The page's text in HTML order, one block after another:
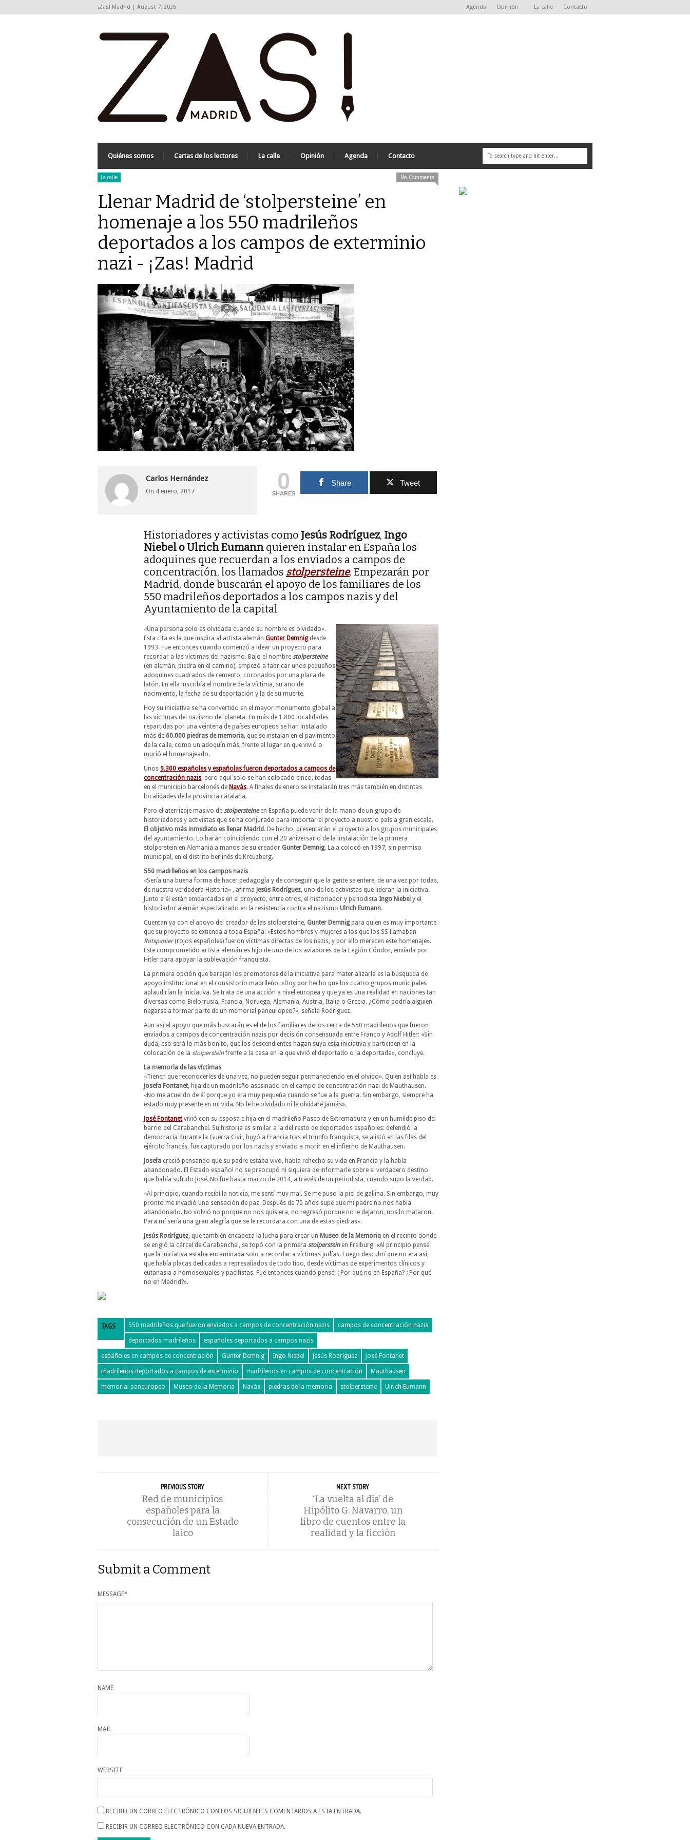
¡Zas! Madrid | August 7, 2026 Agenda Opinión La calle Contacto
Quiénes somos Cartas de los lectores La calle Opinión Agenda Contacto
La calle No Comments
Llenar Madrid de ‘stolpersteine’ en
homenaje a los 550 madrileños
deportados a los campos de exterminio
nazi - ¡Zas! Madrid
Carlos Hernández
On 4 enero, 2017 0
SHARES
Share Tweet
Historiadores y activistas como Jesús Rodríguez, Ingo
Niebel o Ulrich Eumann quieren instalar en España los
adoquines que recuerdan a los enviados a campos de
concentración, los llamados stolpersteine. Empezarán por
Madrid, donde buscarán el apoyo de los familiares de los
550 madrileños deportados a los campos nazis y del
Ayuntamiento de la capital
«Una persona solo es olvidada cuando su nombre es olvidado».
Esta cita es la que inspira al artista alemán Gunter Demnigdesde
1993. Fue entonces cuando comenzó a idear un proyecto para
recordar a las víctimas del nazismo. Bajo el nombre stolpersteine
(en alemán, piedra en el camino), empezó a fabricar unos pequeños
adoquines cuadrados de cemento, coronados por una placa de
latón. En ella inscribía el nombre de la víctima, su año de
nacimiento, la fecha de su deportación y la de su muerte.
Hoy su iniciativa se ha convertido en el mayor monumento global a
las víctimas del nazismo del planeta. En más de 1.800 localidades
repartidas por una veintena de países europeos se han instalado
más de 60.000 piedras de memoria, que se instalan en el pavimento
de la calle, como un adoquín más, frente al lugar en que vivió o
murió el homenajeado.
Unos 9.300 españoles y españolas fueron deportados a campos de
concentración nazis, pero aquí solo se han colocado cinco, todas
en el municipio barcelonés de Navàs. A finales de enero se instalarán tres más también en distintas
localidades de la provincia catalana.
Pero el aterrizaje masivo de stolpersteine en España puede venir de la mano de un grupo de
historiadores y activistas que se ha conjurado para importar el proyecto a nuestro país a gran escala.
El objetivo más inmediato es llenar Madrid . De hecho, presentarán el proyecto a los grupos municipales
del ayuntamiento. Lo harán coincidiendo con el 20 aniversario de la instalación de la primera
stolperstein en Alemania a manos de su creador Gunter Demnig. La a colocó en 1997, sin permiso
municipal, en el distrito berlinés de Kreuzberg.
550 madrileños en los campos nazis
«Sería una buena forma de hacer pedagogía y de conseguir que la gente se entere, de una vez por todas,
de nuestra verdadera Historia» , afirma Jesús Rodríguez, uno de los activistas que lideran la iniciativa.
Junto a él están embarcados en el proyecto, entre otros, el historiador y periodista Ingo Niebel y el
historiador alemán especializado en la resistencia contra el nazismo Ulrich Eumann.
Cuentan ya con el apoyo del creador de las stolpersteine, Gunter Demnigpara quien es muy importante
que su proyecto se extienda a toda España: «Estos hombres y mujeres a los que los SS llamaban
Rotspanier(rojos españoles) fueron víctimas directas de los nazis, y por ello merecen este homenaje».
Este comprometido artista alemán es hijo de uno de los aviadores de la Legión Cóndor, enviada por
Hitler para apoyar la sublevación franquista.
La primera opción que barajan los promotores de la iniciativa para materializarla es la búsqueda de
apoyo institucional en el consistorio madrileño. «Doy por hecho que los cuatro grupos municipales
aplaudirían la iniciativa. Se trata de una acción a nivel europea y que ya es una realidad en naciones tan
diversas como Bielorrusia, Francia, Noruega, Alemania, Austria, Italia o Grecia. ¿Cómo podría alguien
negarse a formar parte de un memorial paneuropeo?», señala Rodríguez.
Aun así el apoyo que más buscarán es el de los familiares de los cerca de 550 madrileños que fueron
enviados a campos de concentración nazis por decisión consensuada entre Franco y Adolf Hitler: «Sin
duda, eso será lo más bonito, que los descendientes hagan suya esta iniciativa y participen en la
colocación de la stolpersteinfrente a la casa en la que vivió el deportado o la deportada», concluye.
La memoria de las víctimas
«Tienen que reconocerles de una vez, no pueden seguir permaneciendo en el olvido». Quien así habla es
Josefa Fontanet, hija de un madrileño asesinado en el campo de concentración nazi de Mauthausen.
«No me acuerdo de él porque yo era muy pequeña cuando se fue a la guerra. Sin embargo, siempre ha
estado muy presente en mi vida. No le he olvidado ni le olvidaré jamás».
José Fontanetvivió con su esposa e hija en el madrileño Paseo de Extremadura y en un humilde piso del
barrio del Carabanchel. Su historia es similar a la del resto de deportados españoles: defendió la
democracia durante la Guerra Civil, huyó a Francia tras el triunfo franquista, se alistó en las filas del
ejército francés, fue capturado por los nazis y enviado a morir en el infierno de Mauthausen.
Josefa creció pensando que su padre estaba vivo, había rehecho su vida en Francia y la había
abandonado. El Estado español no se preocupó ni siquiera de informarle sobre el verdadero destino
que había sufrido José. No fue hasta marzo de 2014, a través de un periodista, cuando supo la verdad.
«Al principio, cuando recibí la noticia, me sentí muy mal. Se me puso la piel de gallina. Sin embargo, muy
pronto me invadió una sensación de paz. Después de 70 años supe que mi padre no nos había
abandonado. No volvió no porque no nos quisiera, no regresó porque no le dejaron, nos lo mataron.
Para mí sería una gran alegría que se le recordara con una de estas piedras».
Jesús Rodríguez, que también encabeza la lucha para crear un Museo de la Memoria en el recinto donde
se erigió la cárcel de Carabanchel, se topó con la primera stolpersteinen Freiburg: «Al principio pensé
que la iniciativa estaba encaminada solo a recordar a víctimas judías. Luego descubrí que no era así,
que había placas dedicadas a represaliados de todo tipo, desde víctimas de experimentos clínicos y
eutanasia a homosexuales y pacifistas. Fue entonces cuando pensé: ¿Por qué no en España? ¿Por qué
no en Madrid?».
TAGS 550 madrileños que fueron enviados a campos de concentración nazis campos de concentración nazis
deportados madrileños españoles deportados a campos nazis
españoles en campos de concentración Gunter Demnig Ingo Niebel Jesús Rodríguez José Fontanet
madrileños deportados a campos de exterminio madrileños en campos de concentración Mauthausen
memorial paneuropeo Museo de la Memoria Navàs piedras de la memoria stolpersteine Ulrich Eumann
PREVIOUS STORY
Red de municipios
españoles para la
consecución de un Estado
laico
NEXT STORY
‘La vuelta al día’ de
Hipólito G. Navarro, un
libro de cuentos entre la
realidad y la ficción
Submit a Comment
MESSAGE*
NAME
MAIL
WEBSITE
RECIBIR UN CORREO ELECTRÓNICO CON LOS SIGUIENTES COMENTARIOS A ESTA ENTRADA.
RECIBIR UN CORREO ELECTRÓNICO CON CADA NUEVA ENTRADA.